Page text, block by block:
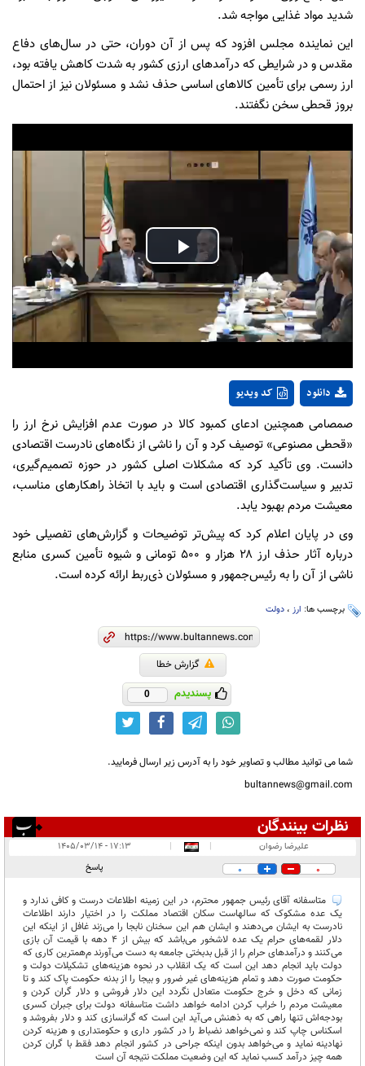
شدید مواد غذایی مواجه شد.
این نماینده مجلس افزود که پس از آن دوران، حتی در سال‌های دفاع
مقدس و در شرایطی که درآمدهای ارزی کشور به شدت کاهش یافته بود،
ارز رسمی برای تأمین کالاهای اساسی حذف نشد و مسئولان نیز از احتمال
بروز قحطی سخن نگفتند.
Play
Video
کد ویدیو دانلود
صمصامی همچنین ادعای کمبود کالا در صورت عدم افزایش نرخ ارز را
«قحطی مصنوعی» توصیف کرد و آن را ناشی از نگاه‌های نادرست اقتصادی
دانست. وی تأکید کرد که مشکلات اصلی کشور در حوزه تصمیم‌گیری،
تدبیر و سیاست‌گذاری اقتصادی است و باید با اتخاذ راهکارهای مناسب،
معیشت مردم بهبود یابد.
وی در پایان اعلام کرد که پیش‌تر توضیحات و گزارش‌های تفصیلی خود
درباره آثار حذف ارز ۲۸ هزار و ۵۰۰ تومانی و شیوه تأمین کسری منابع
ناشی از آن را به رئیس‌جمهور و مسئولان ذی‌ربط ارائه کرده است.
برچسب ها: ارز ، دولت
گزارش خطا
پسندیدم 0
شما می توانید مطالب و تصاویر خود را به آدرس زیر ارسال فرمایید.
bultannews@gmail.com
نظرات بینندگان
۳
در انتظار بررسی:
علیرضا رضوان |
|
۱۷:۱۳ - ۱۴۰۵/۰۳/۱۴
0
0 پاسخ
متاسفانه آقای رئیس جمهور محترم، در این زمینه اطلاعات درست و کافی ندارد و
یک عده مشکوک که سالهاست سکان اقتصاد مملکت را در اختیار دارند اطلاعات
نادرست به ایشان می‌دهند و ایشان هم این سخنان نابجا را می‌زند غافل از اینکه این
دلار لقمه‌های حرام یک عده لاشخور می‌باشد که بیش از ۴ دهه با قیمت آن بازی
می‌کنند و درآمدهای حرام را از قبل بدبختی جامعه به دست می‌آورند م‌همترین کاری که
دولت باید انجام دهد این است که یک انقلاب در نحوه هزینه‌های تشکیلات دولت و
حکومت صورت دهد و تمام هزینه‌های غیر ضرور و بیجا را از بدنه حکومت پاک کند و تا
زمانی که دخل و خرج حکومت متعادل نگردد این دلار فروشی و دلار گران کردن و
معیشت مردم را خراب کردن ادامه خواهد داشت متاسفانه دولت برای جبران کسری
بودجه‌اش تنها راهی که به ذهنش می‌آید این است که گرانسازی کند و دلار بفروشد و
اسکناس چاپ کند و نمی‌خواهد نضباط را در کشور داری و حکومتداری و هزینه کردن
نهادینه نماید و می‌خواهد بدون اینکه جراحی در کشور انجام دهد فقط با گران کردن
همه چیز درآمد کسب نماید که این وضعیت مملکت نتیجه آن است